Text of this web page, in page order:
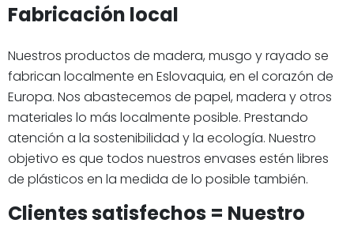
Fabricación local
Nuestros productos de madera, musgo y rayado se
fabrican localmente en Eslovaquia, en el corazón de
Europa. Nos abastecemos de papel, madera y otros
materiales lo más localmente posible. Prestando
atención a la sostenibilidad y la ecología. Nuestro
objetivo es que todos nuestros envases estén libres
de plásticos en la medida de lo posible también.
Clientes satisfechos = Nuestro